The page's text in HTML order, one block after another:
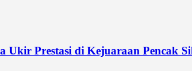
Ukir Prestasi di Kejuaraan Pencak